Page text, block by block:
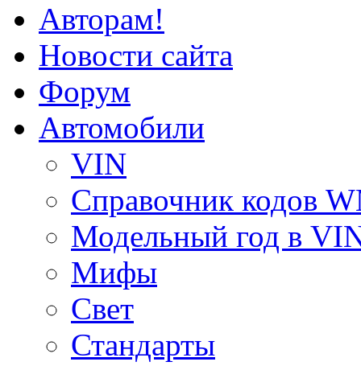
Авторам!
Новости сайта
Форум
Автомобили
VIN
Справочник кодов
Модельный год в
Мифы
Свет
Стандарты